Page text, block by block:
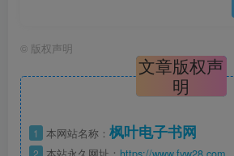
© 版权声明
文章版权声
明
1 本网站名称： 枫叶电子书网
2